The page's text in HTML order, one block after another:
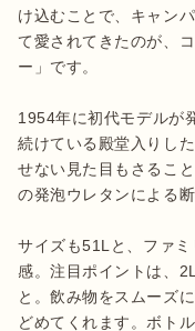
け込むことで、キャン
て愛されてきたのが、
ー」です。
1954年に初代モデルが
続けている殿堂入りし
せない見た目もさるこ
の発泡ウレタンによる
サイズも51Lと、ファ
感。注目ポイントは、
と。飲み物をスムーズ
どめてくれます。ボト